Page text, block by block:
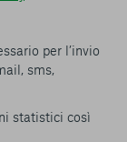
per l’invio
sms,
statistici così